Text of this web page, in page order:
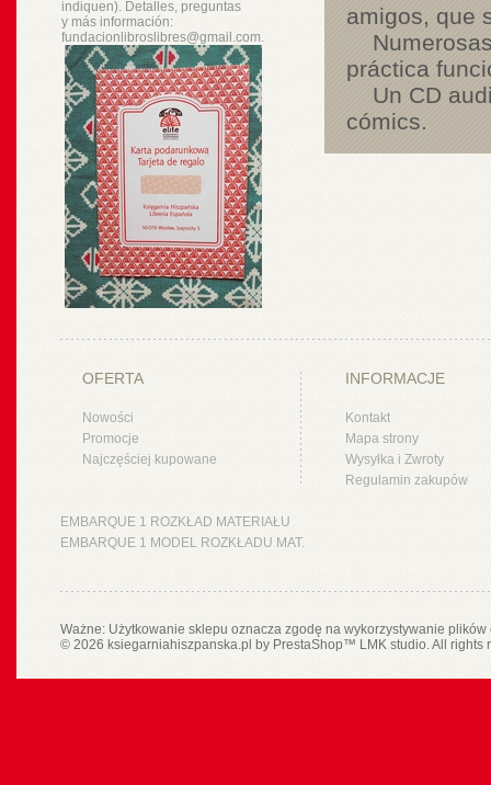
indiquen). Detalles, preguntas
y másinformación:
fundacionlibroslibres@gmail.com.
amigos, que
Numerosas
práctica
Un CD
cómics.
OFERTA
Nowości
Promocje
Najczęściej kupowane
INFORMACJE
Kontakt
Mapa strony
Wysyłka i Zwroty
Regulamin zakupów
EMBARQUE 1 ROZKŁAD MATERIAŁU
EMBARQUE 1 MODEL ROZKŁADU MAT.
Ważne: Użytkowanie sklepu oznacza zgodę na wykorzystywanie
© 2026 ksiegarniahiszpanska.pl by PrestaShop™ LMK studio. All rights